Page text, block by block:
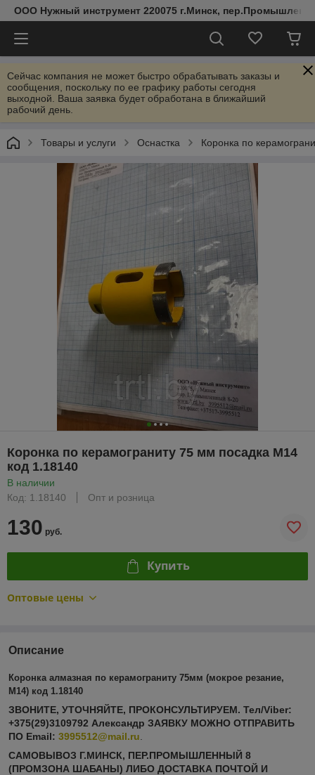
ООО Нужный инструмент 220075 г.Минск,
Сейчас компания не может быстро обрабатывать заказы и
сообщения, поскольку по ее графику работы сегодня
выходной. Ваша заявка будет обработана в ближайший
рабочий день.
Товары и услуги Оснастка Коронка по
Коронка по керамограниту 75 мм посадка М14
код 1.18140
В наличии
Код: 1.18140
Опт и розница
130 руб.
Купить
Оптовые цены
Описание
Коронка алмазная по керамограниту 75мм (мокрое резание,
М14) код 1.18140
ЗВОНИТЕ, УТОЧНЯЙТЕ, ПРОКОНСУЛЬТИРУЕМ. Тел/Viber:
+375(29)3109792 Александр ЗАЯВКУ МОЖНО ОТПРАВИТЬ
ПО Email: 3995512@mail.ru
САМОВЫВОЗ Г.МИНСК, ПЕР.ПРОМЫШЛЕННЫЙ 8
(ПРОМЗОНА ШАБАНЫ) ЛИБО ДОСТАВКА ПОЧТОЙ И